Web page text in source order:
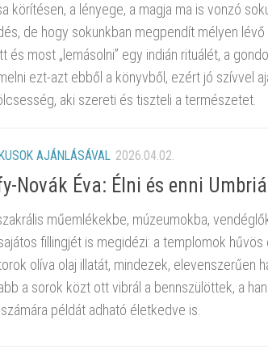
körítésen, a lényege, a magja ma is vonzó
de hogy sokunkban megpendít mélyen lévő
most „lemásolni” egy indián rituálét, a
ezt-azt ebből a könyvből, ezért jó szívvel
aki szereti és tiszteli a természetet.
AJÁNLÁSÁVAL 2026.04.02.
Novák Éva: Élni és enni
műemlékekbe, múzeumokba,
fillingjét is megidézi: a templomok
olíva olaj illatát, mindezek, elevenszerűen
a sorok közt ott vibrál a bennszülöttek, a
példát adható életkedve is.